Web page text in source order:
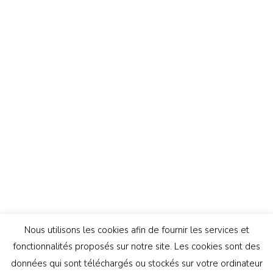
Nous utilisons les cookies afin de fournir les services et
fonctionnalités proposés sur notre site. Les cookies sont des
données qui sont téléchargés ou stockés sur votre ordinateur